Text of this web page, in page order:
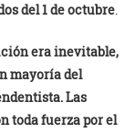
del 1 de octubre.
era inevitable,
mayoría del
Las
toda fuerza por el